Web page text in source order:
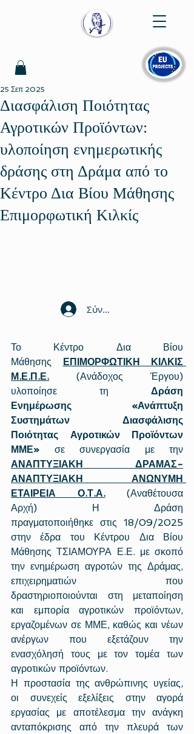
Σύνδεση
Διασφάλιση Ποιότητας
Αγροτικών Προϊόντων:
υλοποίηση ενημερωτικής
δράσης στη Δράμα από το
Κέντρο Δια Βίου Μάθησης
Επιμορφωτική Κιλκίς
25 Σεπ 2025
Το Κέντρο Δια Βίου
Μάθησης ΕΠΙΜΟΡΦΩΤΙΚΗ ΚΙΛΚΙΣ
Μ.Ε.Π.Ε. (Ανάδοχος Έργου)
υλοποίησε τη Δράση
Ενημέρωσης
«Ανάπτυξη
Συστημάτων Διασφάλισης
Ποιότητας Αγροτικών Προϊόντων
ΜΜΕ»
ΑΝΑΠΤΥΞΙΑΚΗ ΔΡΑΜΑΣ-
ΑΝΑΠΤΥΞΙΑΚΗ ΑΝΩΝΥΜΗ
ΕΤΑΙΡΕΙΑ Ο.Τ.Α.
(Αναθέτουσα
Αρχή)
Η Δράση
πραγματοποιήθηκε στις 18/09/2025
στην έδρα του Κέντρου Δια Βίου
Μάθησης ΤΣΙΑΜΟΥΡΑ Ε.Ε. με σκοπό
την ενημέρωση αγροτών της Δράμας,
επιχειρηματιών που
δραστηριοποιούνται στη μεταποίηση
και εμπορία αγροτικών προϊόντων,
εργαζομένων σε ΜΜΕ, καθώς και νέων
ανέργων που εξετάζουν την
ενασχόλησή τους με τον τομέα των
αγροτικών προϊόντων.
Η προστασία της ανθρώπινης υγείας,
οι συνεχείς εξελίξεις στην αγορά
εργασίας με αποτέλεσμα την ανάγκη
ανταπόκρισης από την πλευρά των